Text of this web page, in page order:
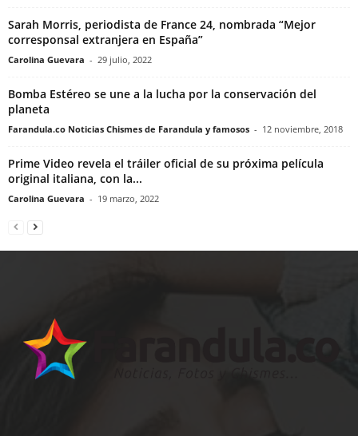
Sarah Morris, periodista de France 24, nombrada “Mejor
corresponsal extranjera en España”
Carolina Guevara - 29 julio, 2022
Bomba Estéreo se une a la lucha por la conservación del
planeta
Farandula.co Noticias Chismes de Farandula y famosos - 12 noviembre, 2018
Prime Video revela el tráiler oficial de su próxima película
original italiana, con la...
Carolina Guevara - 19 marzo, 2022